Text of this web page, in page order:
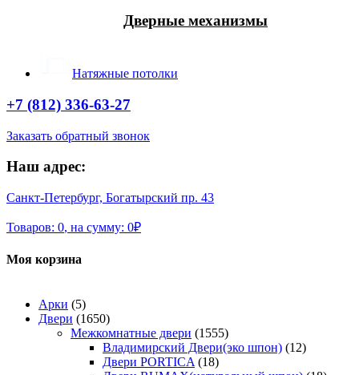
Дверные механизмы
Натяжные потолки
+7 (812) 336-63-27
Заказать обратный звонок
Наш адрес:
Санкт-Петербург, Богатырский пр. 43
Товаров: 0, на сумму: 0₽
Моя корзина
Арки (5)
Двери (1650)
Межкомнатные двери (1555)
Владимирский Двери(эко шпон) (12)
Двери PORTICA (18)